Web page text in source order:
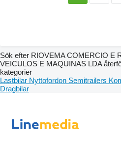
Sök efter RIOVEMA COMERCIO E
VEICULOS E MAQUINAS LDA
kategorier
Lastbilar Nyttofordon Semitrailers
Dragbilar